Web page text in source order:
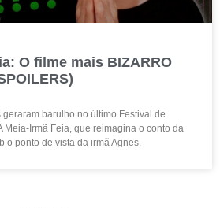
O filme mais BIZARRO
barulho no último Festival de
Meia-Irmã Feia, que reimagina o conto da
o ponto de vista da irmã Agnes.